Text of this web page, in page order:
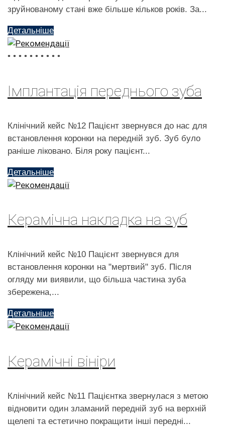
зруйнованому стані вже більше кільков років. За...
Детальніше
• • • • • • • • • •
Імплантація переднього зуба
Клінічний кейс №12 Пацієнт звернувся до нас для
встановлення коронки на передній зуб. Зуб було
раніше ліковано. Біля року пацієнт...
Детальніше
Керамічна накладка на зуб
Клінічний кейс №10 Пацієнт звернувся для
встановлення коронки на "мертвий" зуб. Після
огляду ми виявили, що більша частина зуба
збережена,...
Детальніше
Керамічні вініри
Клінічний кейс №11 Пацієнтка звернулася з метою
відновити один зламаний передній зуб на верхній
щелепі та естетично покращити інші передні...